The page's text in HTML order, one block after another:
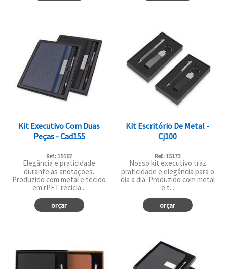
Kit Executivo Com Duas
Peças - Cad155
Ref.: 15167
Elegância e praticidade
durante as anotações.
Produzido com metal e tecido
em rPET recicla...
orçar
Kit Escritório De Metal -
Cj100
Ref.: 15173
Nosso kit executivo traz
praticidade e elegância para o
dia a dia. Produzido com metal
e t...
orçar